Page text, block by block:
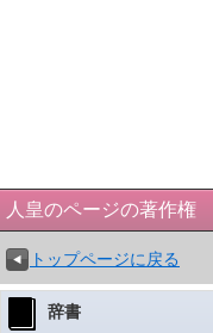
人皇のページの著作権
トップページに戻る
辞書